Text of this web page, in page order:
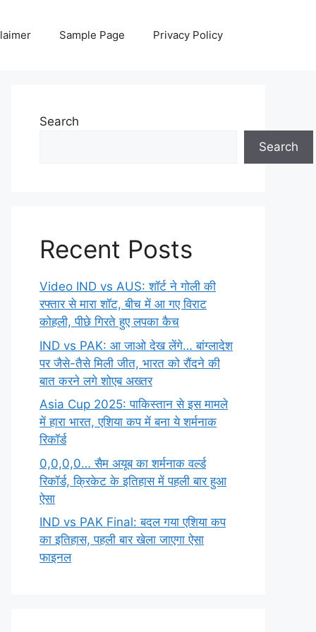
Sample Page Privacy Policy
Search
Search
Recent Posts
Video IND vs AUS: शॉर्ट ने गोली की
रफ्तार से मारा शॉट, बीच में आ गए विराट
कोहली, पीछे गिरते हुए लपका कैच
IND vs PAK: आ जाओ देख लेंगे… बांग्लादेश
पर जैसे-तैसे मिली जीत, भारत को रौंदने की
बात करने लगे शोएब अख्तर
Asia Cup 2025: पाकिस्तान से इस मामले
में हारा भारत, एशिया कप में बना ये शर्मनाक
रिकॉर्ड
0,0,0,0… सैम अयूब का शर्मनाक वर्ल्ड
रिकॉर्ड, क्रिकेट के इतिहास में पहली बार हुआ
ऐसा
IND vs PAK Final: बदल गया एशिया कप
का इतिहास, पहली बार खेला जाएगा ऐसा
फाइनल